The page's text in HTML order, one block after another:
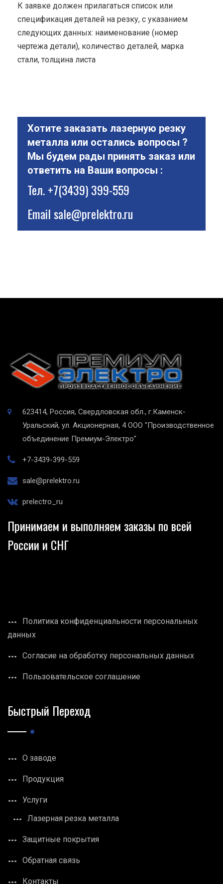
К заявке должен прилагаться список или
спецификация деталей на резку, с указанием
следующих данных: наименование (номер
чертежа детали), количество деталей, марка
стали, толщина листа
Хотите заказать лазерную резку
металла или остались вопросы ?
Мы будем рады принять заказ или
ответить на Ваши вопросы :
Тел.+7(3439) 399-559
Emailsale@prelektro.ru
623414, Россия, Свердловская обл., г.Каменск-
Уральский, ул. Акционерная, 4 ООО "Производственное
объединение Премиум-Электро"
+7-3439-399-559
sale@prelektro.ru
prelectro_ru
Принимаем и выполняем заказы по всей
России и СНГ
Политика конфиденциальности персональных
данных
Согласие на обработку персональных данных
Пользовательское соглашение
Быстрый Переход
О заводе
Продукция
Услуги
Лазерная резка металла
Защитные покрытия
Обратная связь
Контакты